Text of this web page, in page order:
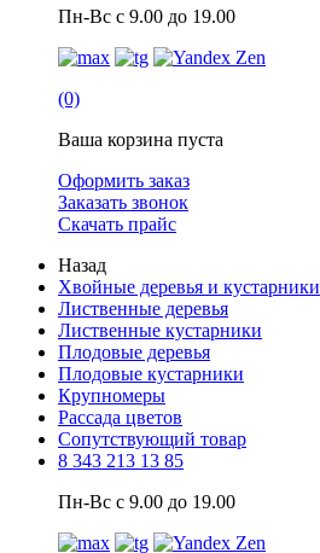
Пн-Вс с 9.00 до 19.00
(0)
Ваша корзина пуста
Оформить заказ
Заказать звонок
Скачать прайс
Назад
Хвойные деревья и кустарники
Лиственные деревья
Лиственные кустарники
Плодовые деревья
Плодовые кустарники
Крупномеры
Рассада цветов
Сопутствующий товар
8 343 213 13 85
Пн-Вс с 9.00 до 19.00